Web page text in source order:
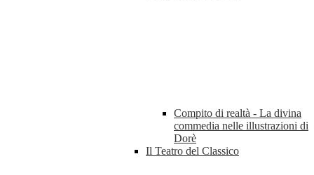
Compito di realtà - La divina
commedia nelle illustrazioni di
Dorè
Il Teatro del Classico